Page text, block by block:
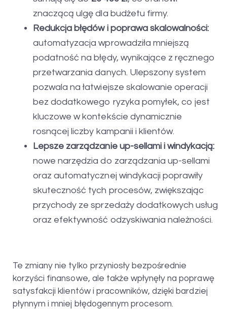
znaczącą ulgę dla budżetu firmy.
Redukcja błędów i poprawa skalowalności:
automatyzacja wprowadziła mniejszą
podatność na błędy, wynikające z ręcznego
przetwarzania danych. Ulepszony system
pozwala na łatwiejsze skalowanie operacji
bez dodatkowego ryzyka pomyłek, co jest
kluczowe w kontekście dynamicznie
rosnącej liczby kampanii i klientów.
Lepsze zarządzanie up-sellami i windykacją:
nowe narzędzia do zarządzania up-sellami
oraz automatycznej windykacji poprawiły
skuteczność tych procesów, zwiększając
przychody ze sprzedaży dodatkowych usług
oraz efektywność odzyskiwania należności.
Te zmiany nie tylko przyniosły bezpośrednie
korzyści finansowe, ale także wpłynęły na poprawę
satysfakcji klientów i pracowników, dzięki bardziej
płynnym i mniej błędogennym procesom.